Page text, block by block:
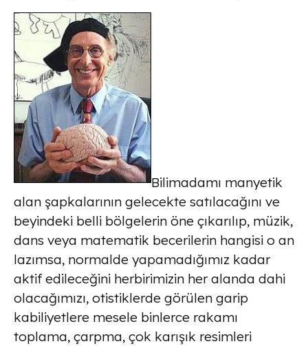
Bilimadamı manyetik
alan şapkalarının gelecekte satılacağını ve
beyindeki belli bölgelerin öne çıkarılıp, müzik,
dans veya matematik becerilerin hangisi o an
lazımsa, normalde yapamadığımız kadar
aktif edileceğini herbirimizin her alanda dahi
olacağımızı, otistiklerde görülen garip
kabiliyetlere mesele binlerce rakamı
toplama, çarpma, çok karışık resimleri